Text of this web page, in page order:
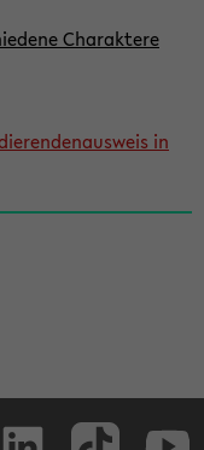
Charaktere
in